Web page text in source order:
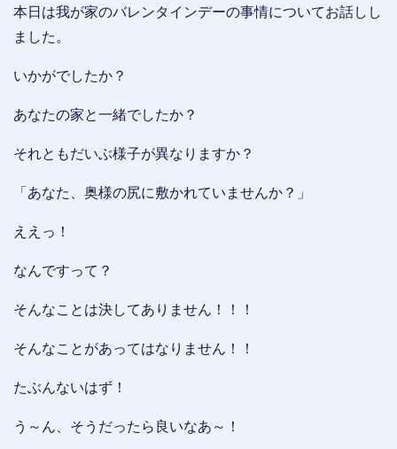
本日は我が家のバレンタインデーの事情についてお話しし
ました。
いかがでしたか？
あなたの家と一緒でしたか？
それともだいぶ様子が異なりますか？
「あなた、奥様の尻に敷かれていませんか？」
ええっ！
なんですって？
そんなことは決してありません！！！
そんなことがあってはなりません！！
たぶんないはず！
う～ん、そうだったら良いなあ～！